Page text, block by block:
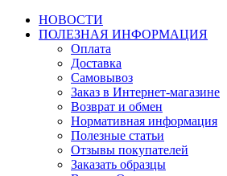
НОВОСТИ
ПОЛЕЗНАЯ ИНФОРМАЦИЯ
Оплата
Доставка
Самовывоз
Заказ в Интернет-магазине
Возврат и обмен
Нормативная информация
Полезные статьи
Отзывы покупателей
Заказать образцы